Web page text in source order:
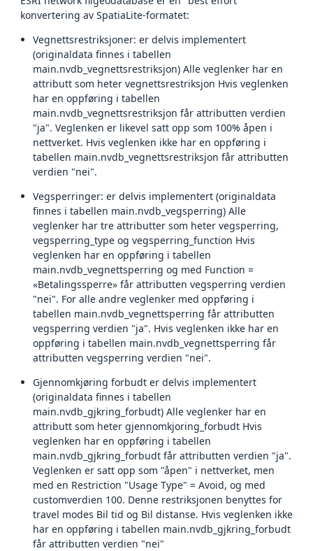
konvertering av SpatiaLite-formatet:
Vegnettsrestriksjoner: er delvis implementert
(originaldata finnes i tabellen
main.nvdb_vegnettsrestriksjon) Alle veglenker har en
attributt som heter vegnettsrestriksjon Hvis veglenken
har en oppføring i tabellen
main.nvdb_vegnettsrestriksjon får attributten verdien
"ja". Veglenken er likevel satt opp som 100% åpen i
nettverket. Hvis veglenken ikke har en oppføring i
tabellen main.nvdb_vegnettsrestriksjon får attributten
verdien "nei".
Vegsperringer: er delvis implementert (originaldata
finnes i tabellen main.nvdb_vegsperring) Alle
veglenker har tre attributter som heter vegsperring,
vegsperring_type og vegsperring_function Hvis
veglenken har en oppføring i tabellen
main.nvdb_vegnettsperring og med Function =
«Betalingssperre» får attributten vegsperring verdien
"nei". For alle andre veglenker med oppføring i
tabellen main.nvdb_vegnettsperring får attributten
vegsperring verdien "ja". Hvis veglenken ikke har en
oppføring i tabellen main.nvdb_vegnettsperring får
attributten vegsperring verdien "nei".
Gjennomkjøring forbudt er delvis implementert
(originaldata finnes i tabellen
main.nvdb_gjkring_forbudt) Alle veglenker har en
attributt som heter gjennomkjoring_forbudt Hvis
veglenken har en oppføring i tabellen
main.nvdb_gjkring_forbudt får attributten verdien "ja".
Veglenken er satt opp som "åpen" i nettverket, men
med en Restriction "Usage Type" = Avoid, og med
customverdien 100. Denne restriksjonen benyttes for
travel modes Bil tid og Bil distanse. Hvis veglenken ikke
har en oppføring i tabellen main.nvdb_gjkring_forbudt
får attributten verdien "nei"